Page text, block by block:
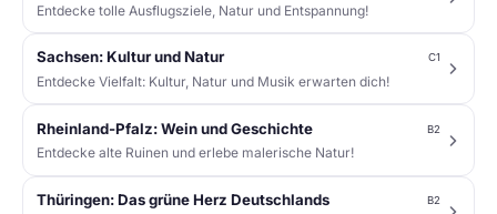
Entdecke tolle Ausflugsziele, Natur und Entspannung!
Sachsen: Kultur und Natur C1
Entdecke Vielfalt: Kultur, Natur und Musik erwarten dich!
Rheinland-Pfalz: Wein und Geschichte B2
Entdecke alte Ruinen und erlebe malerische Natur!
Thüringen: Das grüne Herz Deutschlands B2